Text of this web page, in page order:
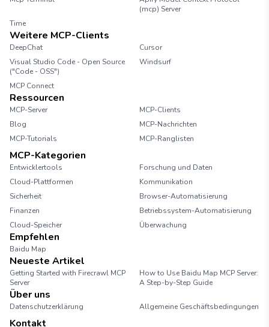
(mcp) Server
Time
Weitere MCP-Clients
DeepChat
Cursor
Visual Studio Code - Open Source
("Code - OSS")
Windsurf
MCP Connect
Ressourcen
MCP-Server
MCP-Clients
Blog
MCP-Nachrichten
MCP-Tutorials
MCP-Ranglisten
MCP-Kategorien
Entwicklertools
Forschung und Daten
Cloud-Plattformen
Kommunikation
Sicherheit
Browser-Automatisierung
Finanzen
Betriebssystem-Automatisierung
Cloud-Speicher
Überwachung
Empfehlen
Baidu Map
Neueste Artikel
Getting Started with Firecrawl MCP
Server
How to Use Baidu Map MCP Server:
A Step-by-Step Guide
Über uns
Datenschutzerklärung Allgemeine Geschäftsbedingungen
Kontakt